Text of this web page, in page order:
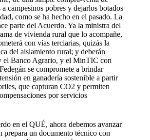
a campesinos pobres y dejarlos botados
como se ha hecho en el pasado. La
parte del Acuerdo. Ya la ministra del
de vivienda rural que lo acompañe,
con vías terciarias, quizás la
del aislamiento rural; y deberán
el Banco Agrario, y el MinTIC con
se compromete a brindar
en ganadería sostenible a partir
que capturan CO2 y permiten
por servicios
en el QUÉ, ahora debemos avanzar
prepara un documento técnico con